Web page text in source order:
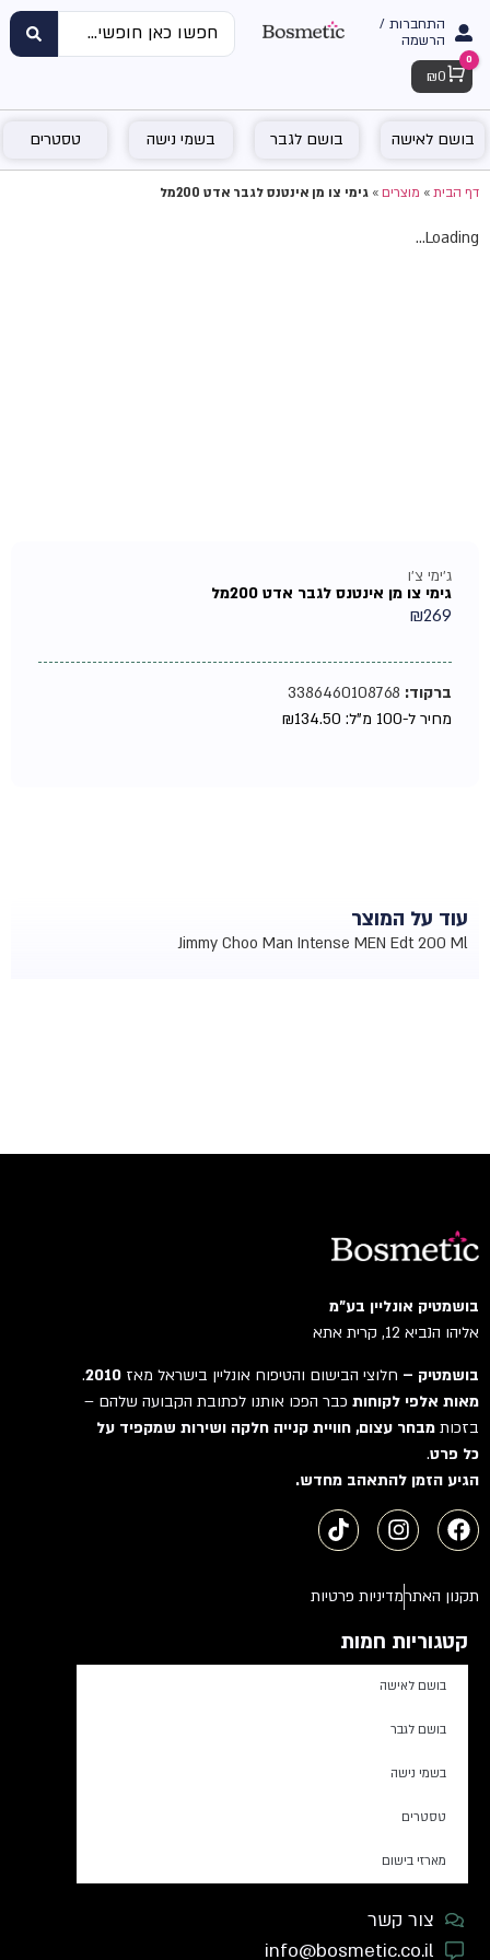
התחברות /
הרשמה
Cart
0
₪ 0
בושם לאישה בושם לגבר בשמי נישה טסטרים
דף הבית»מוצרים»גימי צו מן אינטנס לגבר אדט 200מל
Loading...
ג'ימי צ'ו
גימי צו מן אינטנס לגבר אדט 200מל
₪269
ברקוד:3386460108768
מחיר ל-100 מ"ל:
₪134.50
עוד על המוצר
Jimmy Choo Man Intense MEN Edt 200 Ml
בושמטיק אונליין בע"מ
אליהו הנביא 12, קרית אתא
בושמטיק –חלוצי הבישום והטיפוח אונליין בישראל מאז2010
.
מאות אלפי לקוחותכבר הפכו אותנו לכתובת הקבועה שלהם –
בזכותמבחר עצום, חוויית קנייה חלקה ושירות שמקפיד על
כל פרט.
הגיע הזמן להתאהב מחדש.
תקנון האתרמדיניות פרטיות
קטגוריות חמות
בושם לאישה
בושם לגבר
בשמי נישה
טסטרים
מארזי בישום
צור קשר
info@bosmetic.co.il